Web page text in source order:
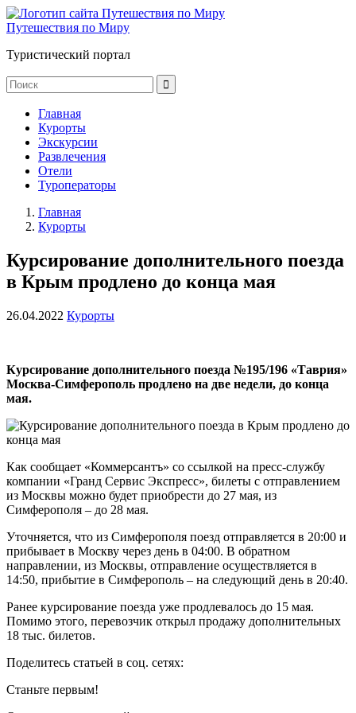
Путешествия по Миру
Туристический портал
Главная
Курорты
Экскурсии
Развлечения
Отели
Туроператоры
Главная
Курорты
Курсирование дополнительного поезда
в Крым продлено до конца мая
26.04.2022 Курорты
Курсирование дополнительного поезда №195/196 «Таврия»
Москва-Симферополь продлено на две недели, до конца
мая.
Как сообщает «Коммерсантъ» со ссылкой на пресс-службу
компании «Гранд Сервис Экспресс», билеты с отправлением
из Москвы можно будет приобрести до 27 мая, из
Симферополя – до 28 мая.
Уточняется, что из Симферополя поезд отправляется в 20:00 и
прибывает в Москву через день в 04:00. В обратном
направлении, из Москвы, отправление осуществляется в
14:50, прибытие в Симферополь – на следующий день в 20:40.
Ранее курсирование поезда уже продлевалось до 15 мая.
Помимо этого, перевозчик открыл продажу дополнительных
18 тыс. билетов.
Поделитесь статьей в соц. сетях:
Станьте первым!